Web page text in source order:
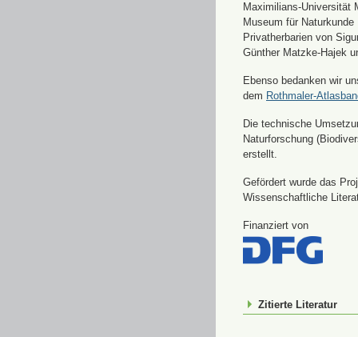
Maximilians-Universität
Museum für
Privatherbarien von
Günther Matzke-Hajek
Ebenso bedanken wir
dem Rothmaler-
Die technische
Naturforschung
erstellt.
Gefördert wurde das
Wissenschaftliche
Finanziert von
Zitierte Literatur